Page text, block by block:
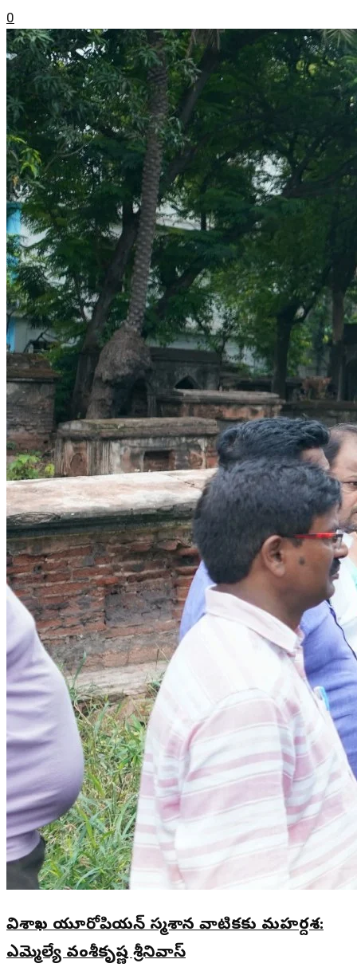
0
విశాఖ యూరోపియన్ స్మశాన వాటికకు మహర్దశ:
ఎమ్మెల్యే వంశీకృష్ణ శ్రీనివాస్